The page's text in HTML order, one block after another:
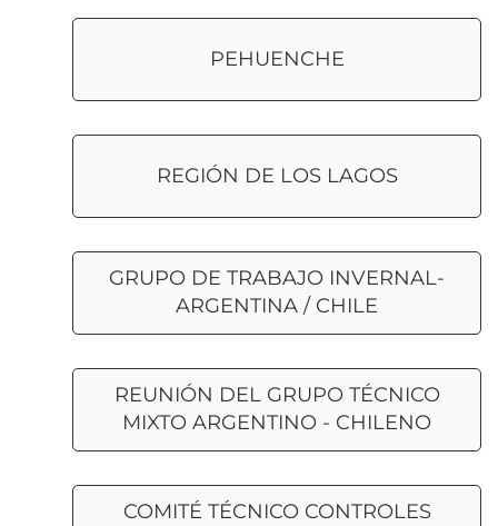
PEHUENCHE
REGIÓN DE LOS LAGOS
GRUPO DE TRABAJO INVERNAL-
ARGENTINA / CHILE
REUNIÓN DEL GRUPO TÉCNICO
MIXTO ARGENTINO - CHILENO
COMITÉ TÉCNICO CONTROLES